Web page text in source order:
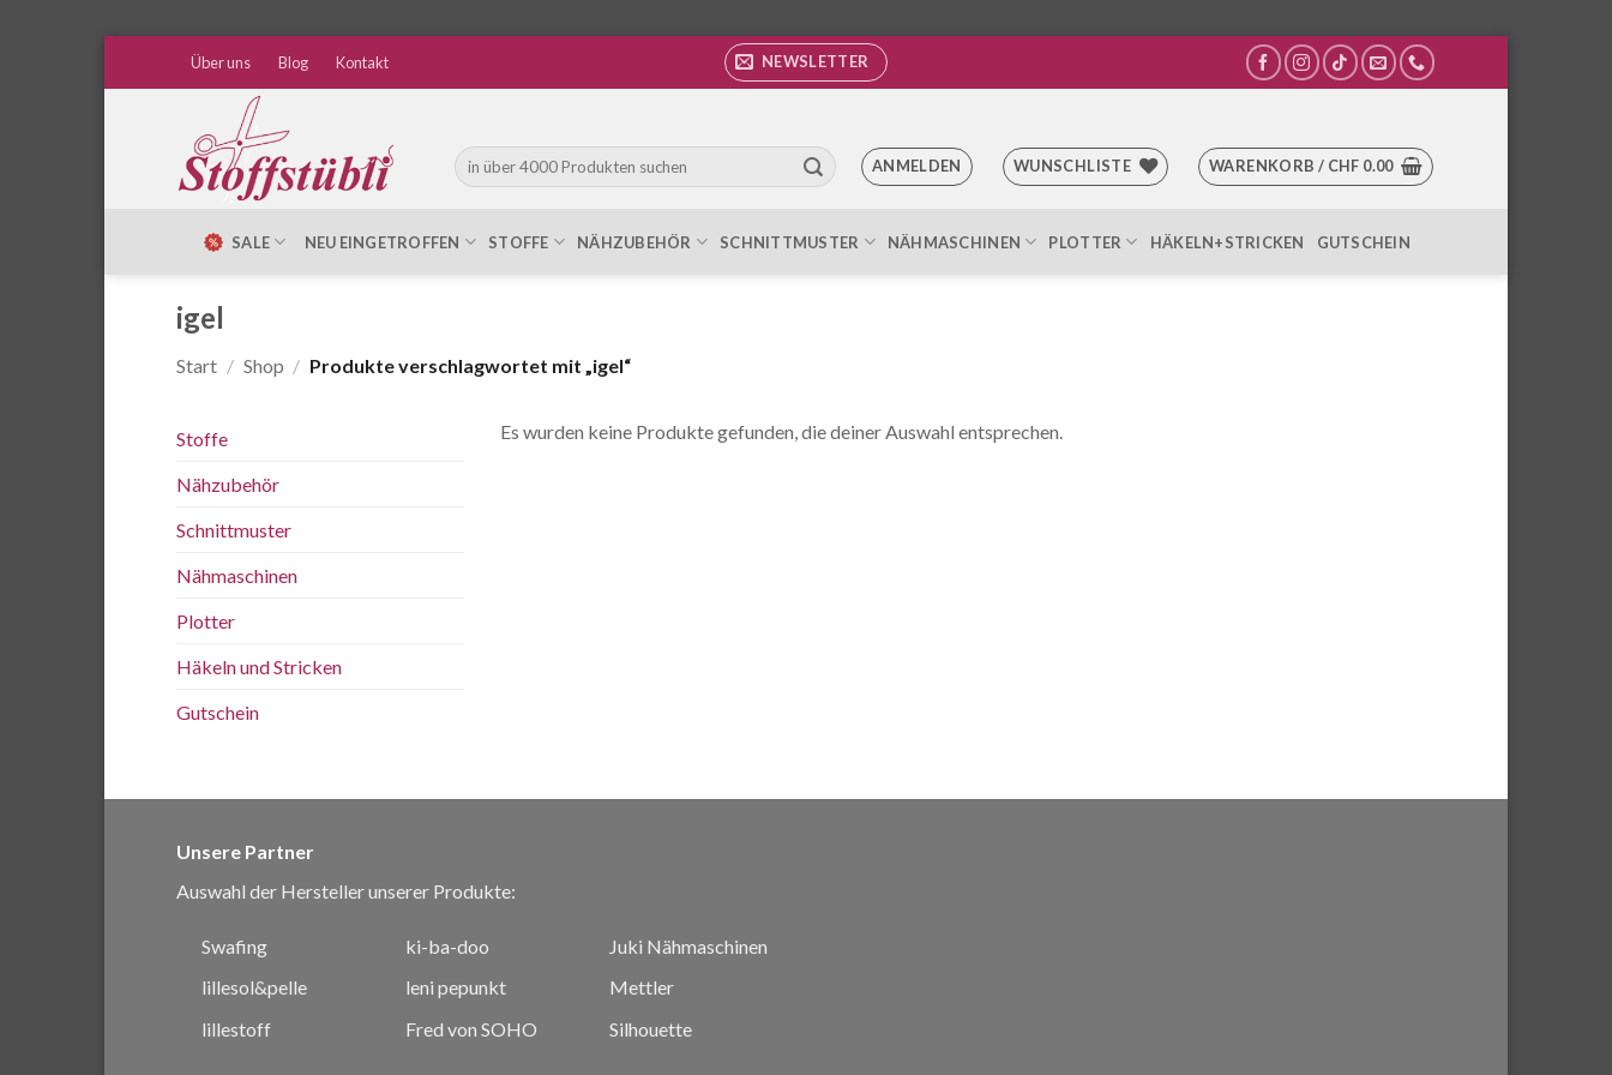
Über uns Blog Kontakt NEWSLETTER
Suche
nach:
ANMELDEN WUNSCHLISTE WARENKORB / CHF 0.00
SALE NEU EINGETROFFEN STOFFE NÄHZUBEHÖR SCHNITTMUSTER NÄHMASCHINEN PLOTTER HÄKELN+STRICKEN GUTSCHEIN
igel
Start / Shop / Produkte verschlagwortet mit „igel“
Stoffe
Nähzubehör
Schnittmuster
Nähmaschinen
Plotter
Häkeln und Stricken
Gutschein
Es wurden keine Produkte gefunden, die deiner Auswahl entsprechen.
Unsere Partner
Auswahl der Hersteller unserer Produkte:
Swafing
lillesol&pelle
lillestoff
ki-ba-doo
leni pepunkt
Fred von SOHO
Juki Nähmaschinen
Mettler
Silhouette